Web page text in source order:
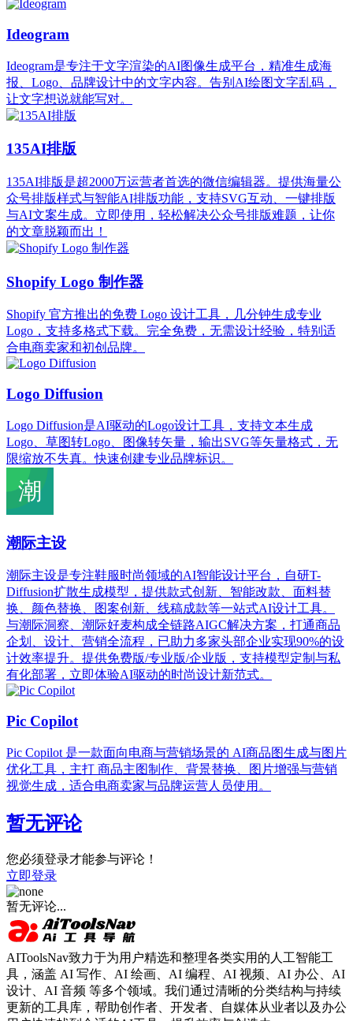
Ideogram
Ideogram是专注于文字渲染的AI图像生成平台，精准生成海
报、Logo、品牌设计中的文字内容。告别AI绘图文字乱码，
让文字想说就能写对。
135AI排版
135AI排版是超2000万运营者首选的微信编辑器。提供海量公
众号排版样式与智能AI排版功能，支持SVG互动、一键排版
与AI文案生成。立即使用，轻松解决公众号排版难题，让你
的文章脱颖而出！
Shopify Logo 制作器
Shopify 官方推出的免费 Logo 设计工具，几分钟生成专业
Logo，支持多格式下载。完全免费，无需设计经验，特别适
合电商卖家和初创品牌。
Logo Diffusion
Logo Diffusion是AI驱动的Logo设计工具，支持文本生成
Logo、草图转Logo、图像转矢量，输出SVG等矢量格式，无
限缩放不失真。快速创建专业品牌标识。
潮际主设
潮际主设是专注鞋服时尚领域的AI智能设计平台，自研T-
Diffusion扩散生成模型，提供款式创新、智能改款、面料替
换、颜色替换、图案创新、线稿成款等一站式AI设计工具。
与潮际洞察、潮际好麦构成全链路AIGC解决方案，打通商品
企划、设计、营销全流程，已助力多家头部企业实现90%的设
计效率提升。提供免费版/专业版/企业版，支持模型定制与私
有化部署，立即体验AI驱动的时尚设计新范式。
Pic Copilot
Pic Copilot 是一款面向电商与营销场景的 AI商品图生成与图片
优化工具，主打 商品主图制作、背景替换、图片增强与营销
视觉生成，适合电商卖家与品牌运营人员使用。
暂无评论
您必须登录才能参与评论！
立即登录
暂无评论...
AIToolsNav致力于为用户精选和整理各类实用的人工智能工
具，涵盖 AI 写作、AI 绘画、AI 编程、AI 视频、AI 办公、AI
设计、AI 音频 等多个领域。我们通过清晰的分类结构与持续
更新的工具库，帮助创作者、开发者、自媒体从业者以及办公